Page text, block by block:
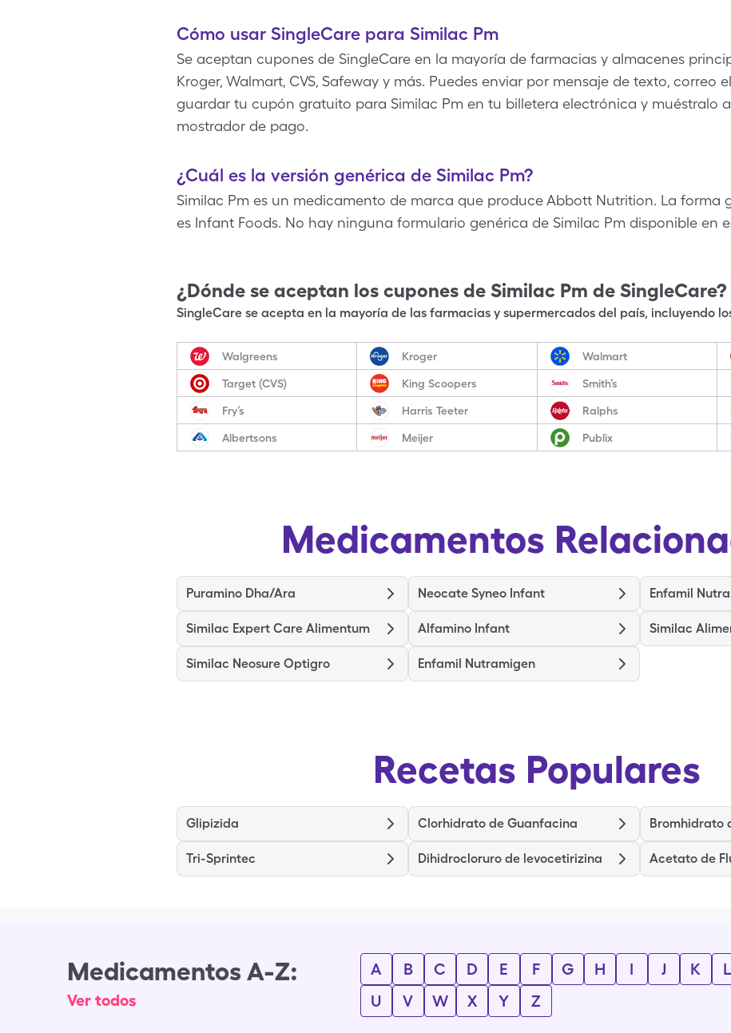
Cómo usar SingleCare para Similac Pm
Se aceptan cupones de SingleCare en la mayoría de farmacias y almacenes
Kroger, Walmart, CVS, Safeway y más. Puedes enviar por mensaje de texto, correo
guardar tu cupón gratuito para Similac Pm en tu billetera electrónica y muéstralo
mostrador de pago.
¿Cuál es la versión genérica de Similac Pm?
Similac Pm es un medicamento de marca que produce Abbott Nutrition. La forma
es Infant Foods. No hay ninguna formulario genérica de Similac Pm disponible en
¿Dónde se aceptan los cupones de Similac Pm de SingleCare?
SingleCare se acepta en la mayoría de las farmacias y supermercados del país, incluyendo
Walgreens Kroger Walmart
Target (CVS) King Scoopers Smith’s
Fry’s Harris Teeter Ralphs
Albertsons Meijer Publix
Medicamentos
Puramino Dha/Ara Neocate Syneo Infant Enfamil
Similac Expert Care Alimentum Alfamino Infant Similac
Similac Neosure Optigro Enfamil Nutramigen
Recetas Populares
Glipizida Clorhidrato de Guanfacina Bromhidrato
Tri-Sprintec Dihidrocloruro de levocetirizina Acetato de
Medicamentos A-Z:
Ver todos
A B C D E F G H I J K L
U
V W X Y Z